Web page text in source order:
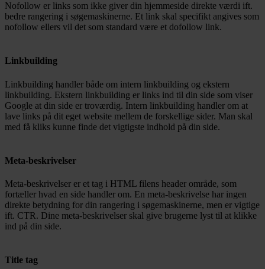
Nofollow er links som ikke giver din hjemmeside direkte værdi ift.
bedre rangering i søgemaskinerne. Et link skal specifikt angives som
nofollow ellers vil det som standard være et dofollow link.
Linkbuilding
Linkbuilding handler både om intern linkbuilding og ekstern
linkbuilding. Ekstern linkbuilding er links ind til din side som viser
Google at din side er troværdig. Intern linkbuilding handler om at
lave links på dit eget website mellem de forskellige sider. Man skal
med få kliks kunne finde det vigtigste indhold på din side.
Meta-beskrivelser
Meta-beskrivelser er et tag i HTML filens header område, som
fortæller hvad en side handler om. En meta-beskrivelse har ingen
direkte betydning for din rangering i søgemaskinerne, men er vigtige
ift. CTR. Dine meta-beskrivelser skal give brugerne lyst til at klikke
ind på din side.
Title tag